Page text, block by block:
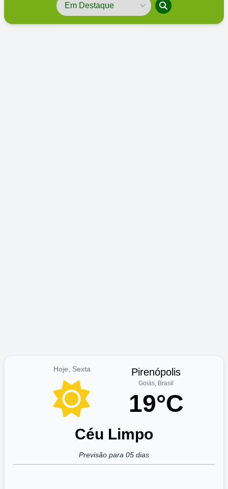
Hoje, Sexta Pirenópolis
Goiás, Brasil
19°C
Céu Limpo
Previsão para 05 dias